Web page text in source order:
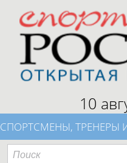
10
СПОРТСМЕНЫ, ТРЕНЕРЫ